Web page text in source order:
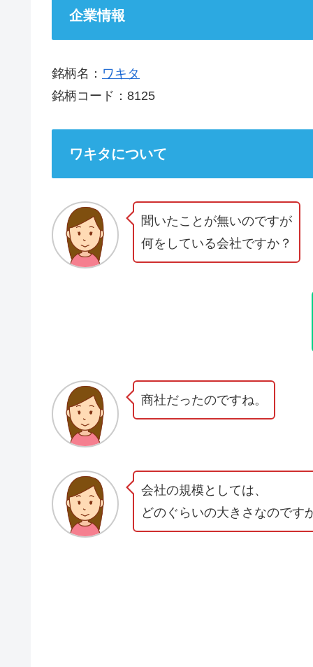
企業情報
銘柄名： ワキタ
銘柄コード：8125
ワキタについて
聞いたことが無いのですが
何をしている会社ですか？
商社だったのですね。
会社の規模としては、
どのぐらいの大きさなのです